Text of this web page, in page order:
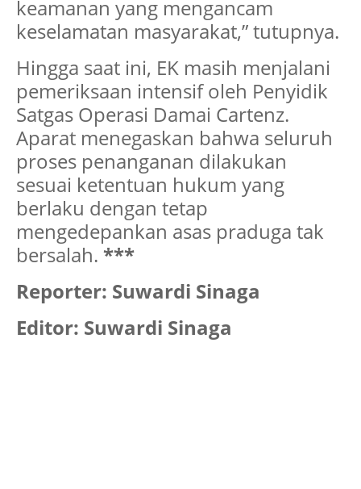
keamanan yang mengancam
keselamatan masyarakat,” tutupnya.
Hingga saat ini, EK masih menjalani
pemeriksaan intensif oleh Penyidik
Satgas Operasi Damai Cartenz.
Aparat menegaskan bahwa seluruh
proses penanganan dilakukan
sesuai ketentuan hukum yang
berlaku dengan tetap
mengedepankan asas praduga tak
bersalah. ***
Reporter: Suwardi Sinaga
Editor: Suwardi Sinaga